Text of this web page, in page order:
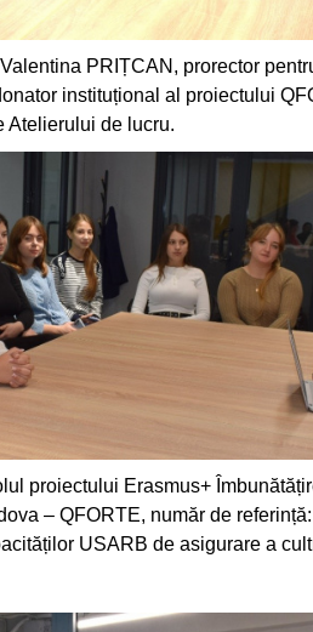
PRIȚCAN, prorector
instituțional al proiectului
Atelierului de lucru.
proiectului Erasmus+
– QFORTE, număr de
USARB de asigurare a